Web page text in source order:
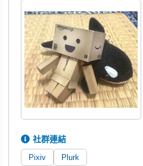
社群連結
Pixiv Plurk